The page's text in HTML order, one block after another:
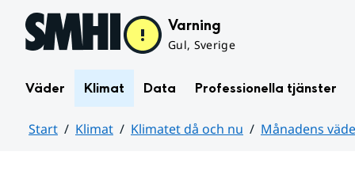
Hoppa till sidans innehåll Varning
Gul, Sverige
Väder Klimat Data Professionella tjänster
Start Klimat Klimatet då och nu Månadens